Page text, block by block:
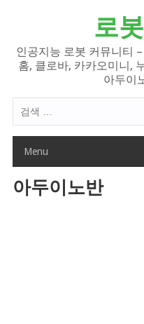
로
인공지능 로봇 커뮤니티
홈, 클로바, 카카오미니,
아두이
색
Menu
아두이노반